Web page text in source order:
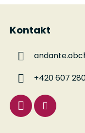
Z
Kontakt
+420 607